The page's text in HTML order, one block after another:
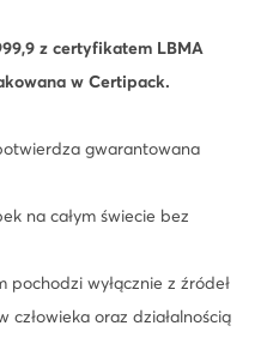
z certyfikatem LBMA
w Certipack.
gwarantowana
na całym świecie bez
wyłącznie z źródeł
człowieka oraz działalnością